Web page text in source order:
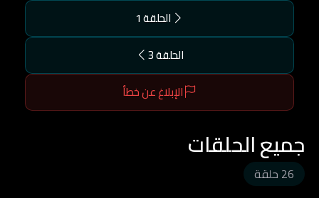
الحلقة 1
الحلقة 3
الإبلاغ عن خطأ
جميع الحلقات
26 حلقة